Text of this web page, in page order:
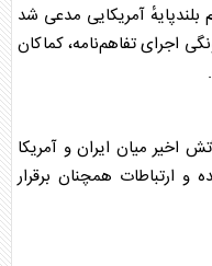
بلندپایهٔ آمریکایی مدعی شد
اجرای تفاهم‌نامه، کماکان
اخیر میان ایران و آمریکا
ارتباطات همچنان برقرار